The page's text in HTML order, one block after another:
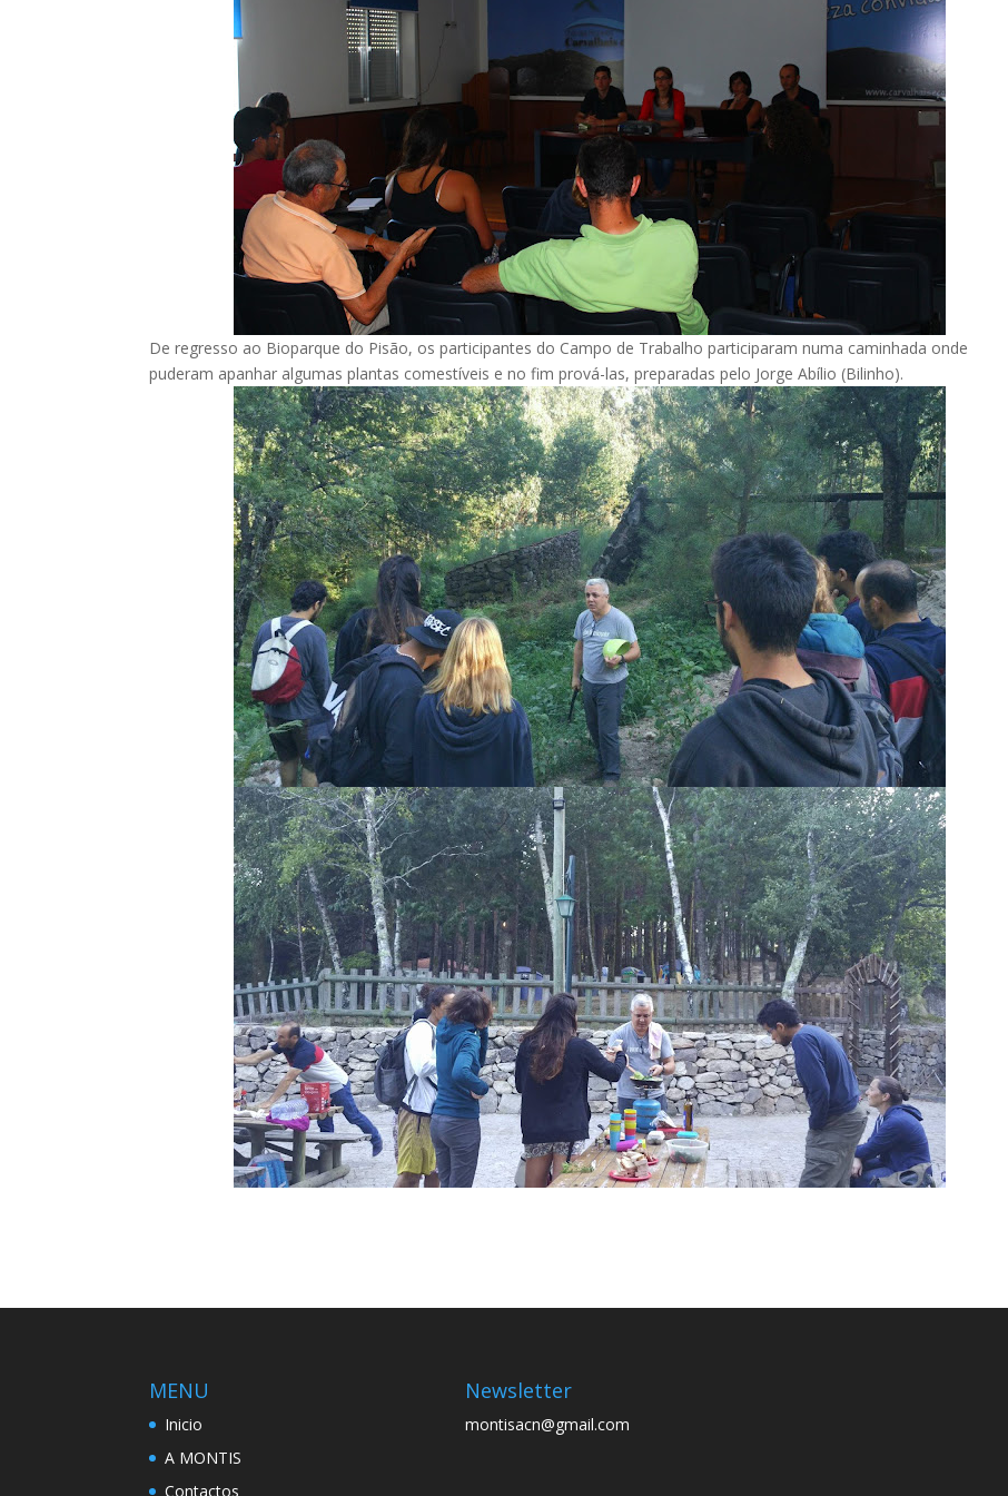
De regresso ao Bioparque do Pisão, os participantes do Campo de Trabalho participaram numa caminhada onde
puderam apanhar algumas plantas comestíveis e no fim prová-las, preparadas pelo Jorge Abílio (Bilinho).
MENU
Inicio
A MONTIS
Contactos
Newsletter
montisacn@gmail.com